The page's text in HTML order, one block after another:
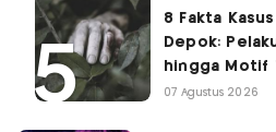
8 Fakta
Depok:
hingga Motif
07 Agustus 2026